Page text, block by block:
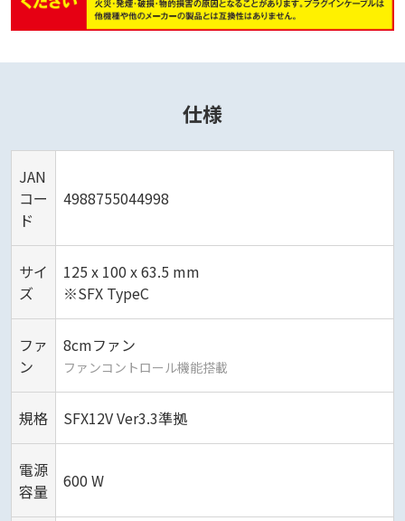
仕様
JAN
コー
ド
4988755044998
サイ
ズ
125 x 100 x 63.5 mm
※SFX TypeC
ファ
ン
8cmファン
ファンコントロール機能搭載
規格 SFX12V Ver3.3準拠
電源
容量
600 W